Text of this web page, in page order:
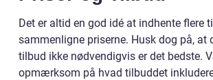
Det er altid en god idé at indhente flere
sammenligne priserne. Husk dog på, at
tilbud ikke nødvendigvis er det bedste.
opmærksom på hvad tilbuddet